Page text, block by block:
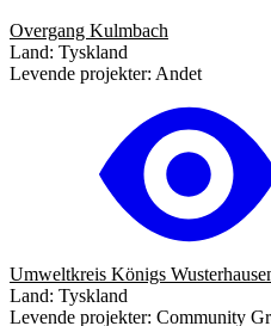
Overgang Kulmbach
Land: Tyskland
Levende projekter: Andet
Umweltkreis Königs
Land: Tyskland
Levende projekter: Community